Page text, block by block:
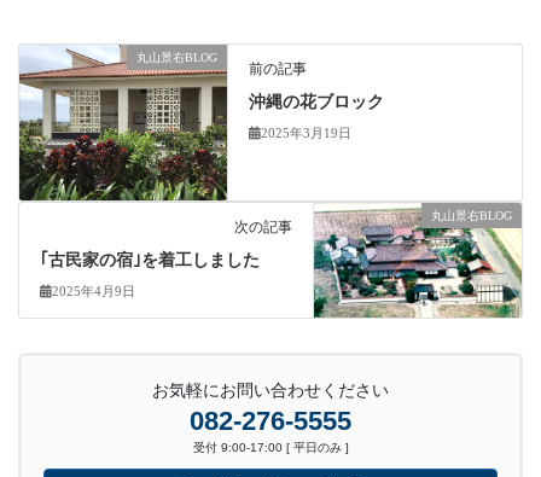
丸山景右BLOG
前の記事
沖縄の花ブロック
2025年3月19日
丸山景右BLOG
次の記事
｢古民家の宿｣を着工しました
2025年4月9日
お気軽にお問い合わせください
082-276-5555
受付 9:00-17:00 [ 平日のみ ]